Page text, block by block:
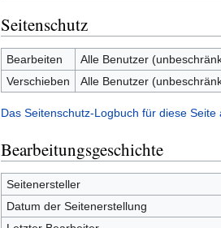
Seitenschutz
Bearbeiten
Alle Benutzer
Verschieben
Alle Benutzer
Das Seitenschutz-Logbuch für diese Seite
Bearbeitungsgeschichte
Seitenersteller
Datum der Seitenerstellung